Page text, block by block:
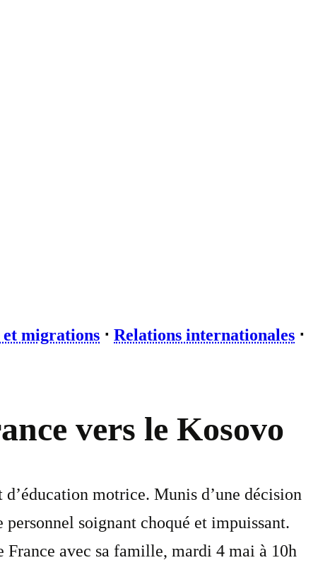
migrations ⋅ Relations internationales ⋅
vers le Kosovo
motrice. Munis d’une décision
soignant choqué et impuissant.
avec sa famille, mardi 4 mai à 10h